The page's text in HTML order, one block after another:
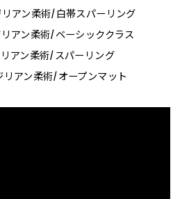
アン柔術/白帯スパーリング
アン柔術/ベーシッククラス
アン柔術/スパーリング
アン柔術/オープンマット